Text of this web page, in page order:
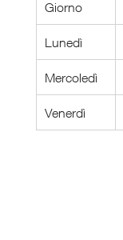
Giorno
Lunedì
Mercoledì
Venerdì